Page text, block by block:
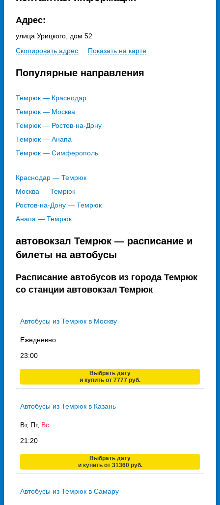
Адрес:
улица Урицкого, дом 52
Скопировать адрес
Показать на карте
Популярные направления
Темрюк — Краснодар
Темрюк — Москва
Темрюк — Ростов-на-Дону
Темрюк — Анапа
Темрюк — Симферополь
Краснодар — Темрюк
Москва — Темрюк
Ростов-на-Дону — Темрюк
Анапа — Темрюк
автовокзал Темрюк — расписание и
билеты на автобусы
Расписание автобусов из города Темрюк
со станции автовокзал Темрюк
Автобусы из Темрюк в Москву
Ежедневно
23:00
Выбрать дату
и купить от 7777 руб.
Автобусы из Темрюк в Казань
Вт, Пт, Вс
21:20
Выбрать дату
и купить от 31360 руб.
Автобусы из Темрюк в Самару